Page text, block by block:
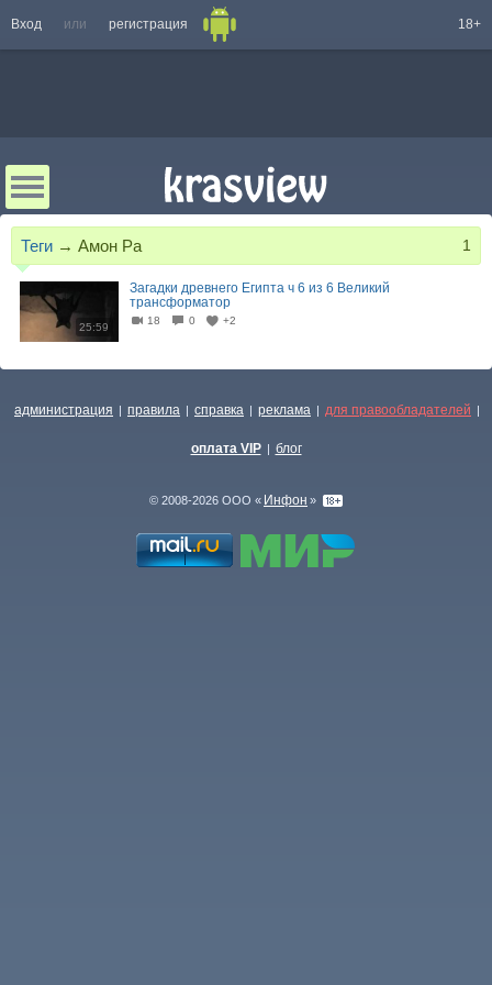
Вход или регистрация 18+
Теги → Амон Ра 1
25:59
Загадки древнего Египта ч 6 из 6 Великий
трансформатор
18 0 +2
администрация | правила | справка | реклама | для правообладателей |
оплата VIP | блог
© 2008-2026 ООО « Инфон »